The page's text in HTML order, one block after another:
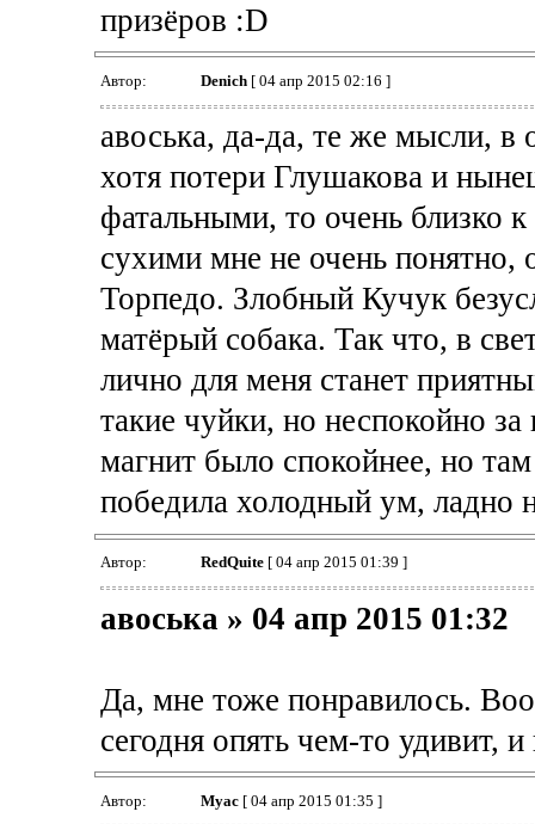
призёров :D
Автор: Denich[ 04 апр 2015 02:16 ]
авоська, да-да, те же мысли,
хотя потери Глушакова и
фатальными, то очень близко
сухими мне не очень понятно,
Торпедо. Злобный Кучук
матёрый собака. Так что, в
лично для меня станет
такие чуйки, но неспокойно
магнит было спокойнее, но
победила холодный ум, ладно
Автор: RedQuite[ 04 апр 2015 01:39 ]
авоська » 04 апр 2015 01:32
Да, мне тоже понравилось.
сегодня опять чем-то удивит,
Автор: Myac[ 04 апр 2015 01:35 ]